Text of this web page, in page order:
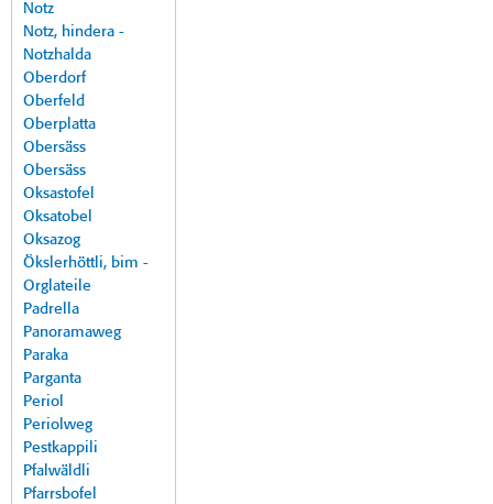
Notz
Notz, hindera -
Notzhalda
Oberdorf
Oberfeld
Oberplatta
Obersäss
Obersäss
Oksastofel
Oksatobel
Oksazog
Ökslerhöttli, bim -
Orglateile
Padrella
Panoramaweg
Paraka
Parganta
Periol
Periolweg
Pestkappili
Pfalwäldli
Pfarrsbofel